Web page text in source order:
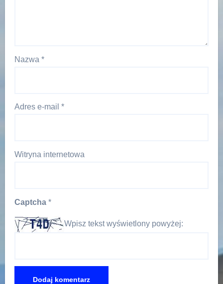
Nazwa *
Adres e-mail *
Witryna internetowa
Captcha *
Wpisz tekst wyświetlony powyżej: